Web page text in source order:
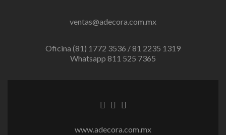
ventas@adecora.com.mx
Oficina (81) 1772 3536 / 81 2235 1319
Whatsapp 811 525 7365
Facebook
Twitter
Instagram
www.adecora.com.mx